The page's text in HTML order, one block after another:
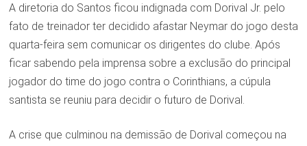
A diretoria do Santos ficou indignada com Dorival Jr. pelo
fato de treinador ter decidido afastar Neymar do jogo desta
quarta-feira sem comunicar os dirigentes do clube. Após
ficar sabendo pela imprensa sobre a exclusão do principal
jogador do time do jogo contra o Corinthians, a cúpula
santista se reuniu para decidir o futuro de Dorival.
A crise que culminou na demissão de Dorival começou na